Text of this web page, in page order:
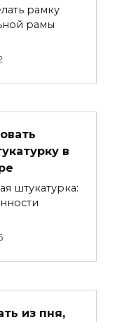
рамку
рамы
в
штукатурка:
из пня,